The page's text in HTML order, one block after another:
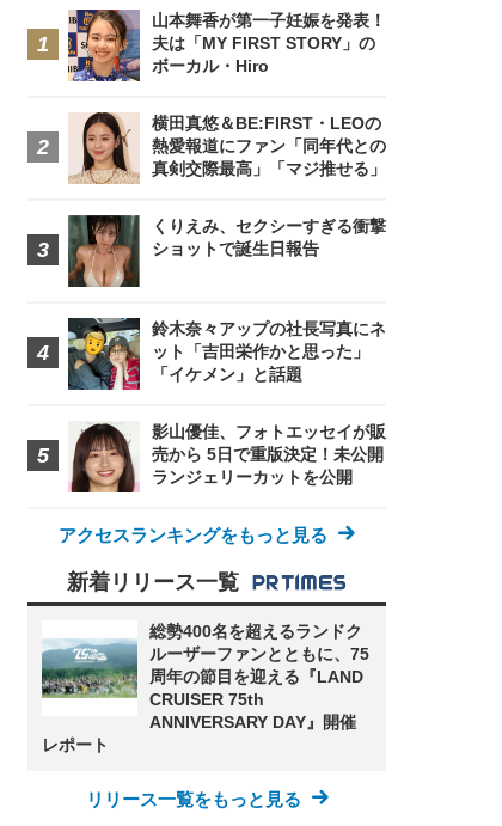
山本舞香が第一子妊娠を発表！
夫は「MY FIRST STORY」の
ボーカル・Hiro
横田真悠＆BE:FIRST・LEOの
熱愛報道にファン「同年代との
真剣交際最高」「マジ推せる」
くりえみ、セクシーすぎる衝撃
ショットで誕生日報告
鈴木奈々アップの社長写真にネ
ット「吉田栄作かと思った」
「イケメン」と話題
影山優佳、フォトエッセイが販
売から 5日で重版決定！未公開
ランジェリーカットを公開
アクセスランキングをもっと見る
新着リリース一覧
総勢400名を超えるランドク
ルーザーファンとともに、75
周年の節目を迎える『LAND
CRUISER 75th
ANNIVERSARY DAY』開催
レポート
リリース一覧をもっと見る